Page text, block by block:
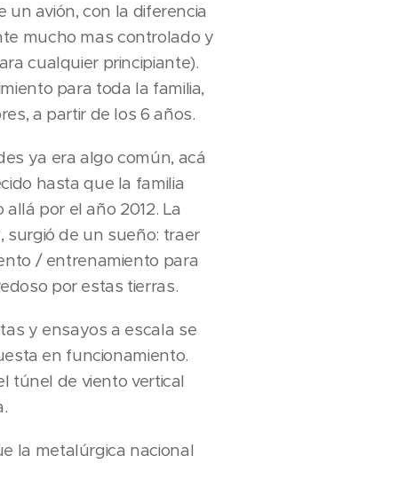
avión, con la diferencia
mucho mas controlado y
cualquier principiante).
para toda la familia,
a partir de los 6 años.
ya era algo común, acá
hasta que la familia
por el año 2012. La
surgió de un sueño: traer
/ entrenamiento para
por estas tierras.
y ensayos a escala se
en funcionamiento.
túnel de viento vertical
la metalúrgica nacional